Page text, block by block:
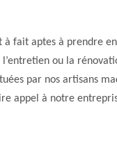
fait aptes à prendre
ou la
par nos artisans
appel à notre